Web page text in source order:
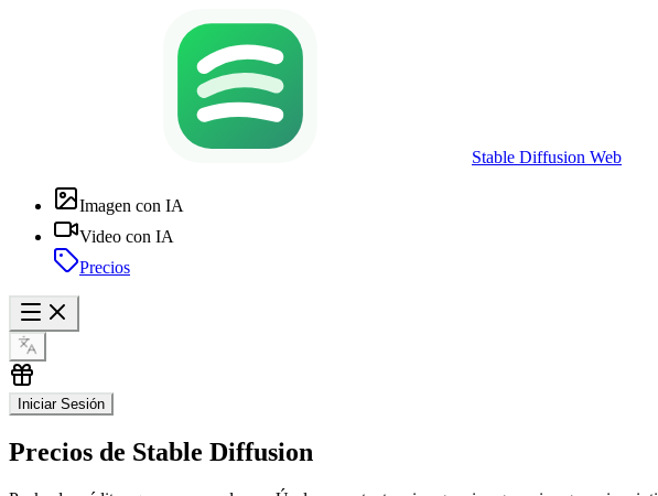
Stable Diffusion Web
Imagen con IA
Video con IA
Precios
Iniciar Sesión
Precios de Stable Diffusion